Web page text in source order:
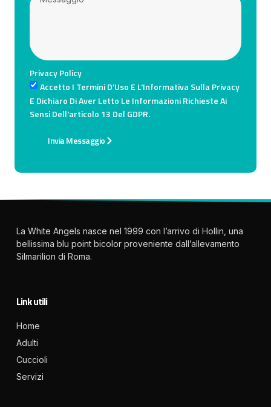
Privacy Policy
Accetto I Termini D'Uso E L'Informativa Sulla Privacy
E Dichiaro Di Aver Letto Le Informazioni Richieste Ai
Sensi Dell'articolo 13 Del GDPR.
Invia Messaggio
La White Angels nasce nel 1999 con l’arrivo di Hollin, una
bellissima blu point bicolor proveniente dall’allevamento
Silmarilion di Roma.
Link utili
Home
Adulti
Cuccioli
Servizi